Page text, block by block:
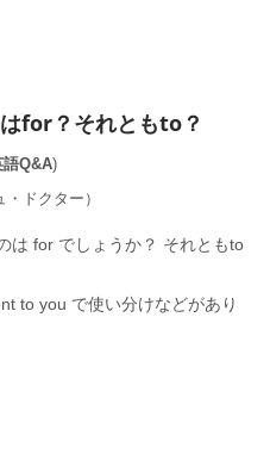
for？それともto？
語Q&A)
ドクター）
は for でしょうか？ それともto
to you で使い分けなどがあり